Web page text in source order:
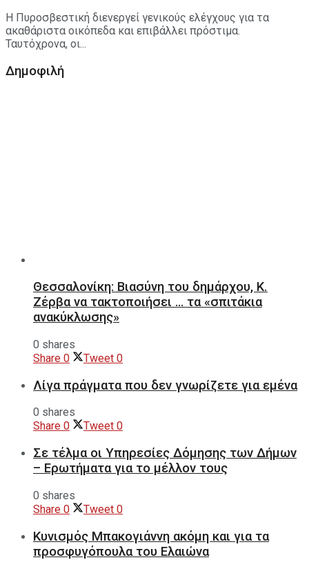
Η Πυροσβεστική διενεργεί γενικούς ελέγχους για τα
ακαθάριστα οικόπεδα και επιβάλλει πρόστιμα.
Ταυτόχρονα, οι...
Δημοφιλή
Θεσσαλονίκη: Βιασύνη του δημάρχου, Κ.
Ζέρβα να τακτοποιήσει … τα «σπιτάκια
ανακύκλωσης»
0 shares
Share 0 Tweet 0
Λίγα πράγματα που δεν γνωρίζετε για εμένα
0 shares
Share 0 Tweet 0
Σε τέλμα οι Υπηρεσίες Δόμησης των Δήμων
– Ερωτήματα για το μέλλον τους
0 shares
Share 0 Tweet 0
Κυνισμός Μπακογιάννη ακόμη και για τα
προσφυγόπουλα του Ελαιώνα